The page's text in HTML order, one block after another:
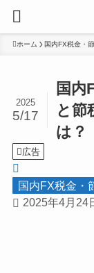
ホーム 国内FX税金・
国内
と節
は？
2025
5/17
広告
国内FX税金・
2025年4月24